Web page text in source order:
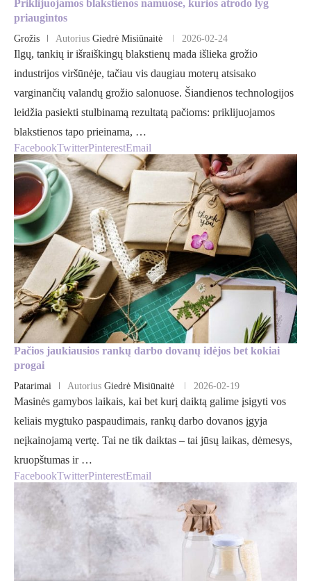
Priklijuojamos blakstienos namuose, kurios atrodo lyg
priaugintos
Grožis Autorius Giedrė Misiūnaitė 2026-02-24
Ilgų, tankių ir išraiškingų blakstienų mada išlieka grožio
industrijos viršūnėje, tačiau vis daugiau moterų atsisako
varginančių valandų grožio salonuose. Šiandienos technologijos
leidžia pasiekti stulbinamą rezultatą pačioms: priklijuojamos
blakstienos tapo prieinama, …
FacebookTwitterPinterestEmail
Pačios jaukiausios rankų darbo dovanų idėjos bet kokiai
progai
Patarimai Autorius Giedrė Misiūnaitė 2026-02-19
Masinės gamybos laikais, kai bet kurį daiktą galime įsigyti vos
keliais mygtuko paspaudimais, rankų darbo dovanos įgyja
neįkainojamą vertę. Tai ne tik daiktas – tai jūsų laikas, dėmesys,
kruopštumas ir …
FacebookTwitterPinterestEmail